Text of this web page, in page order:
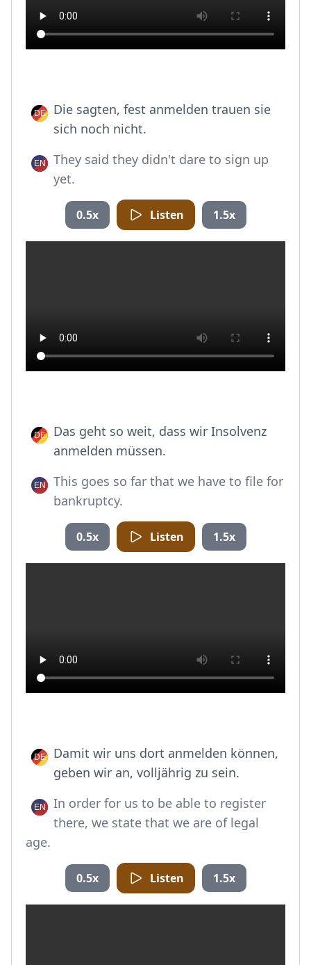
Die sagten, fest anmelden trauen sie
sich noch nicht.
They said they didn't dare to sign up
yet.
0.5x Listen 1.5x
Das geht so weit, dass wir Insolvenz
anmelden müssen.
This goes so far that we have to file for
bankruptcy.
0.5x Listen 1.5x
Damit wir uns dort anmelden können,
geben wir an, volljährig zu sein.
In order for us to be able to register
there, we state that we are of legal
age.
0.5x Listen 1.5x